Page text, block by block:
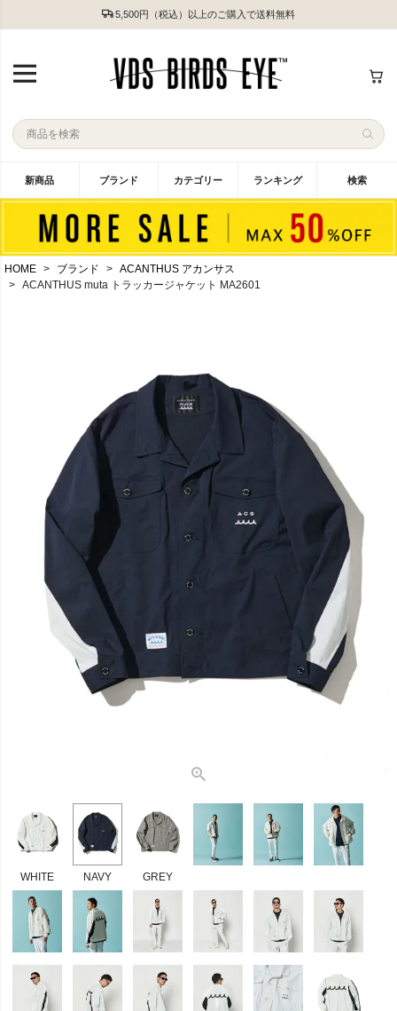
5,500円（税込）以上のご購入で送料無料
新商品 ブランド カテゴリー ランキング 検索
HOME ブランド
ACANTHUS アカンサス
ACANTHUS muta トラッカージャケット MA2601
WHITE NAVY GREY